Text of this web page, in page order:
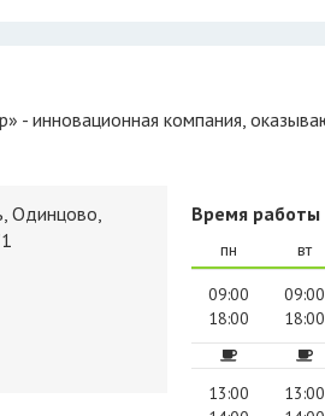
Одинцово,
Время работы
пн
09:00
18:00
13:00
вт
09:00
18:00
13:00